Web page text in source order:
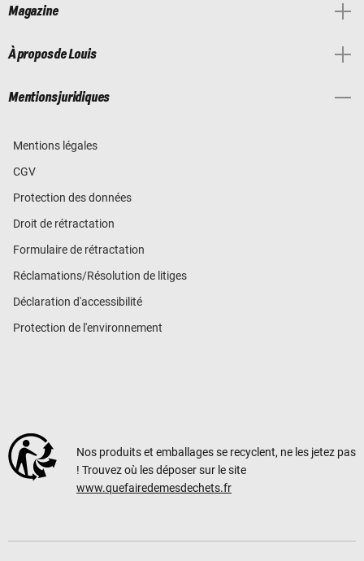
Magazine
À propos de Louis
Mentions juridiques
Mentions légales
CGV
Protection des données
Droit de rétractation
Formulaire de rétractation
Réclamations/Résolution de litiges
Déclaration d'accessibilité
Protection de l'environnement
Nos produits et emballages se recyclent, ne les jetez pas
! Trouvez où les déposer sur le site
www.quefairedemesdechets.fr